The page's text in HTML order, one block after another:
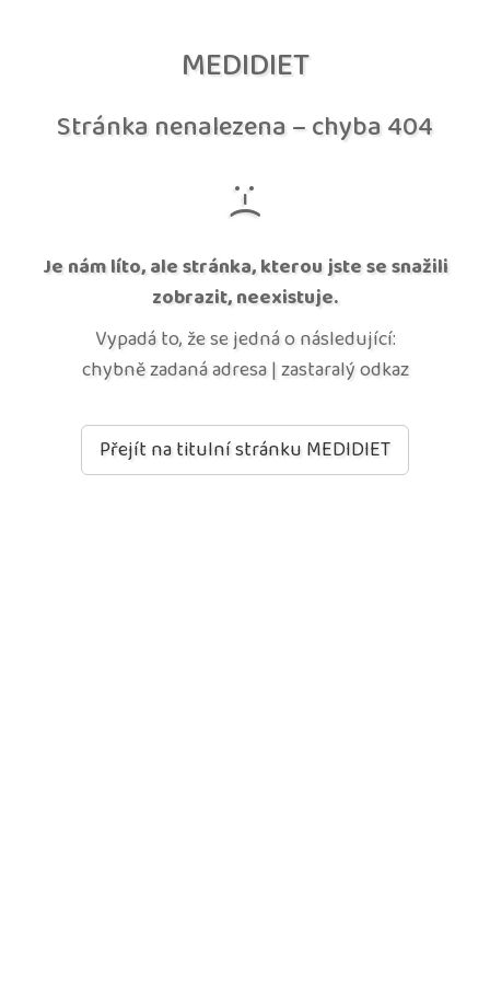
MEDIDIET
Stránka nenalezena – chyba 404
:-(
Je nám líto, ale stránka, kterou jste se snažili
zobrazit, neexistuje.
Vypadá to, že se jedná o následující:
chybně zadaná adresa | zastaralý odkaz
Přejít na titulní stránku MEDIDIET